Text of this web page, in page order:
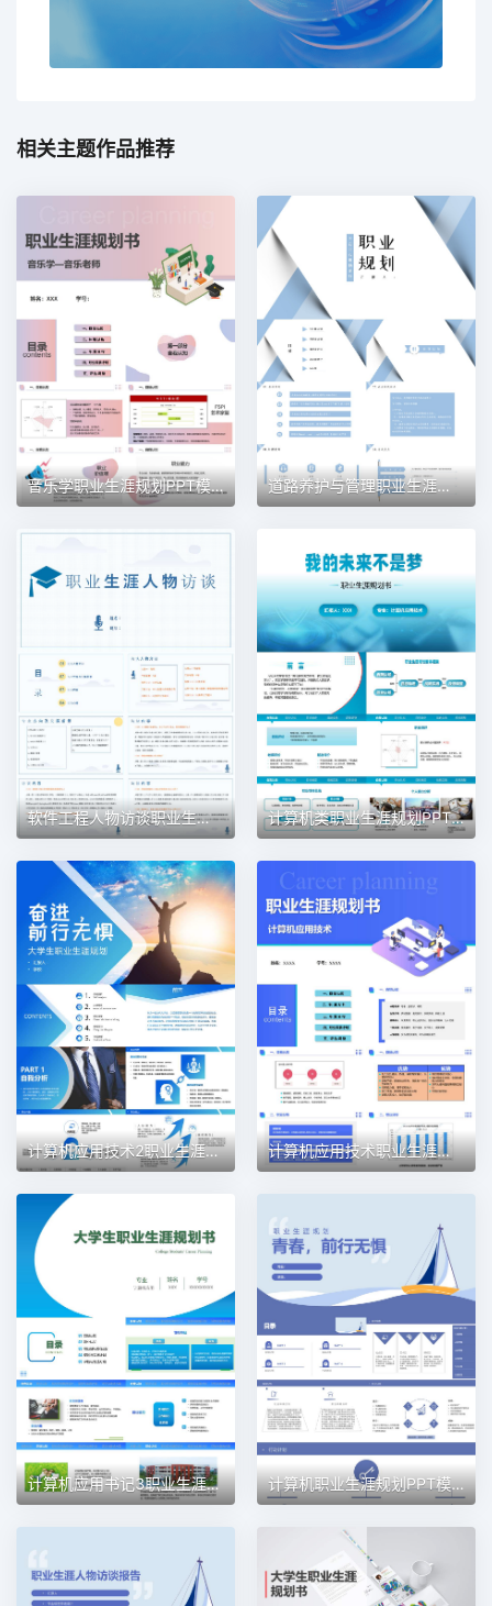
相关主题作品推荐
音乐学职业生涯规划PPT模板 道路养护与管理职业生涯规划PPT模板
软件工程人物访谈职业生涯规划PPT模板 计算机类职业生涯规划PPT模板
计算机应用技术2职业生涯规划PPT模板 计算机应用技术职业生涯规划PPT模板
计算机应用书记3职业生涯规划PPT模板 计算机职业生涯规划PPT模板